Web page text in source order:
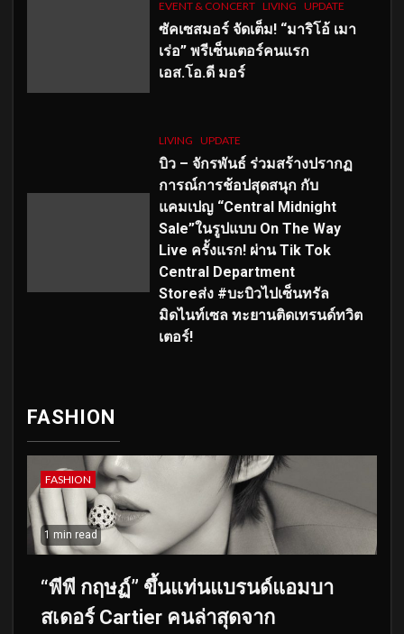
EVENT & CONCERT LIVING UPDATE
ซัคเซสมอร์ จัดเต็ม! “มาริโอ้ เมา
เร่อ” พรีเซ็นเตอร์คนแรก
เอส.โอ.ดี มอร์
LIVING UPDATE
บิว – จักรพันธ์ ร่วมสร้างปรากฏ
การณ์การช้อปสุดสนุก กับ
แคมเปญ “Central Midnight
Sale”ในรูปแบบ On The Way
Live ครั้งแรก! ผ่าน Tik Tok
Central Department
Storeส่ง #บะบิวไปเซ็นทรัล
มิดไนท์เซล ทะยานติดเทรนด์ทวิต
เตอร์!
FASHION
FASHION
1 min read
“พีพี กฤษฏ์” ขึ้นแท่นแบรนด์แอมบา
สเดอร์ Cartier คนล่าสุดจาก